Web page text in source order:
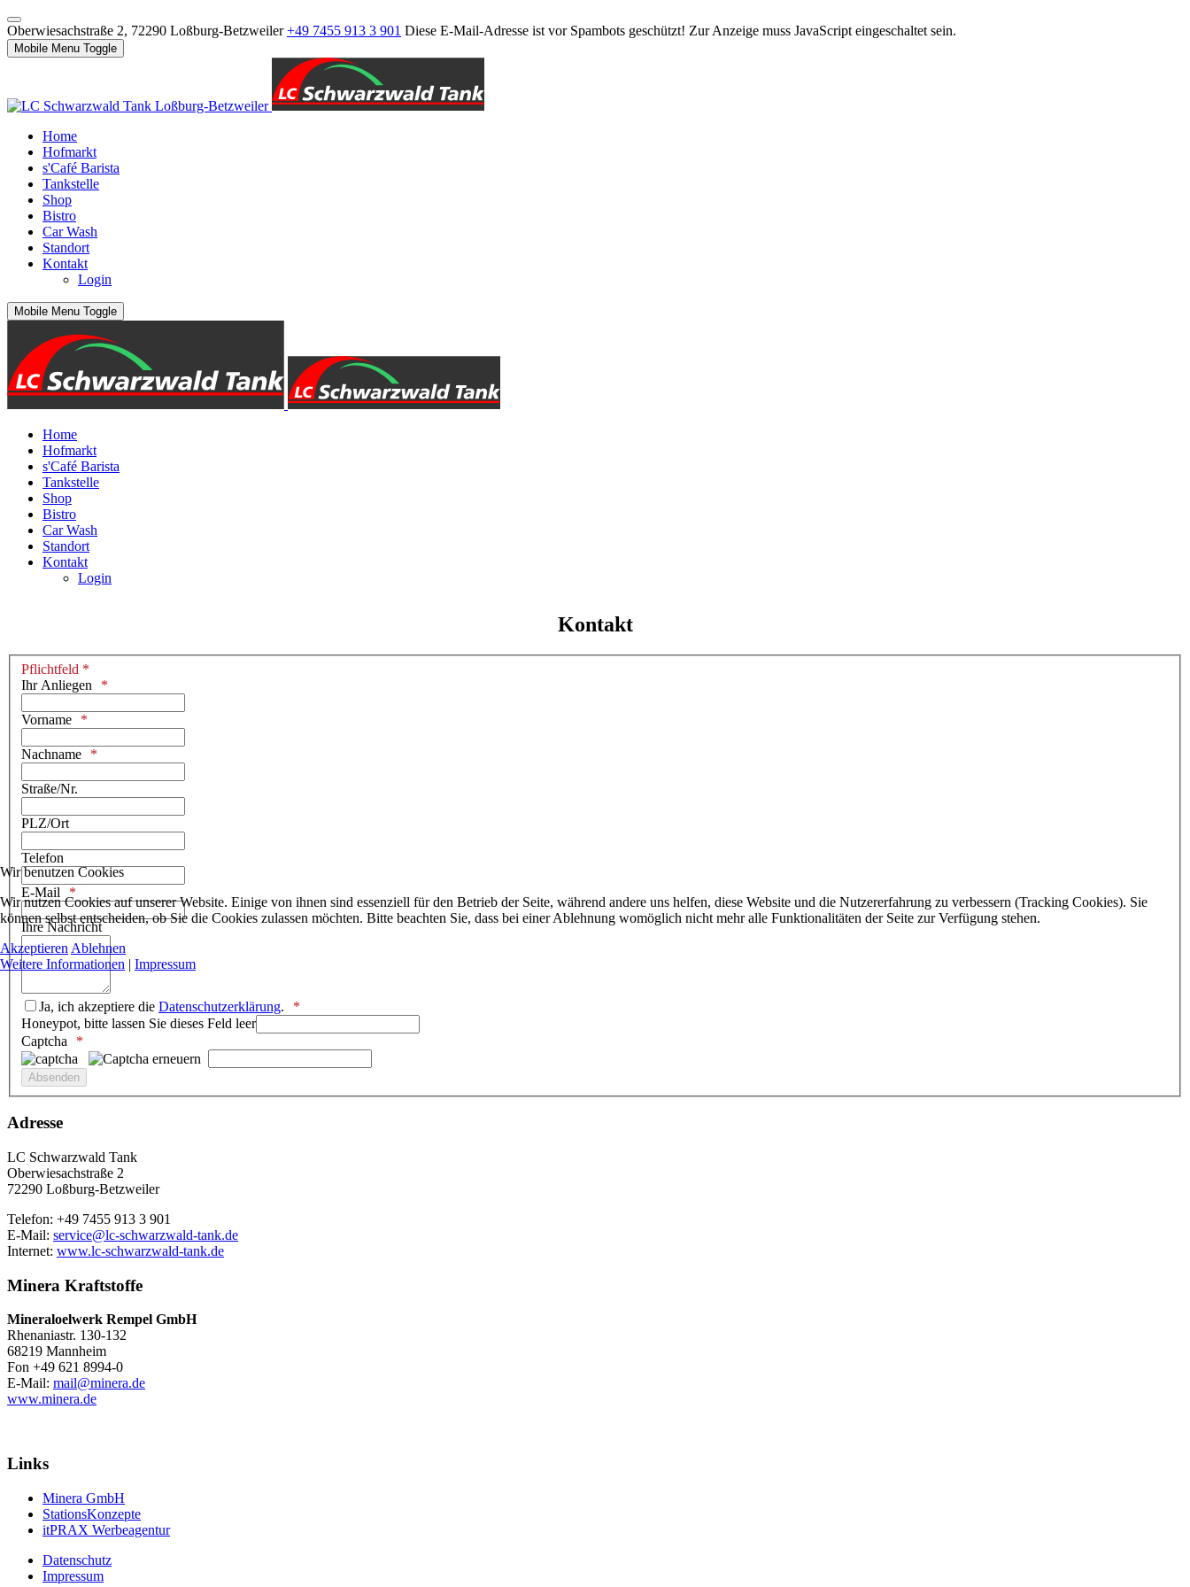
Oberwiesachstraße 2, 72290 Loßburg-Betzweiler+49 7455 913 3 901 Diese E-Mail-Adresse ist vor Spambots geschützt! Zur Anzeige muss JavaScript eingeschaltet sein.
Mobile Menu Toggle
Home
Hofmarkt
s'Café Barista
Tankstelle
Shop
Bistro
Car Wash
Standort
Kontakt
Login
Mobile Menu Toggle
Home
Hofmarkt
s'Café Barista
Tankstelle
Shop
Bistro
Car Wash
Standort
Kontakt
Login
Kontakt
Pflichtfeld *
Ihr Anliegen
Vorname
Nachname
Straße/Nr.
PLZ/Ort
Telefon
E-Mail
Ihre Nachricht
Ja, ich akzeptiere die Datenschutzerklärung.
Honeypot, bitte lassen Sie dieses Feld leer
Captcha
Adresse
LC Schwarzwald Tank
Oberwiesachstraße 2
72290 Loßburg-Betzweiler
Telefon: +49 7455 913 3 901
E-Mail: service@lc-schwarzwald-tank.de
Internet: www.lc-schwarzwald-tank.de
Minera Kraftstoffe
Mineraloelwerk Rempel GmbH
Rhenaniastr. 130-132
68219 Mannheim
Fon +49 621 8994-0
E-Mail: mail@minera.de
www.minera.de
Links
Minera GmbH
StationsKonzepte
itPRAX Werbeagentur
Datenschutz
Impressum
Wir benutzen Cookies
Wir nutzen Cookies auf unserer Website. Einige von ihnen sind essenziell für den Betrieb der Seite, während andere uns helfen, diese Website und die Nutzererfahrung zu verbessern (Tracking Cookies). Sie
können selbst entscheiden, ob Sie die Cookies zulassen möchten. Bitte beachten Sie, dass bei einer Ablehnung womöglich nicht mehr alle Funktionalitäten der Seite zur Verfügung stehen.
Akzeptieren Ablehnen
Weitere Informationen | Impressum